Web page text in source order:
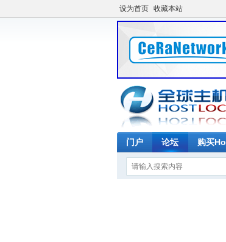
设为首页 收藏本站
门户 论坛 购买